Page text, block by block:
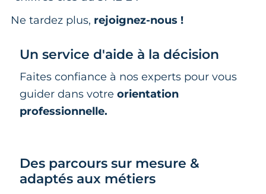
Ne tardez plus, rejoignez-nous !
Un service d'aide à la décision
Faites confiance à nos experts pour vous
guider dans votre orientation
professionnelle.
Des parcours sur mesure &
adaptés aux métiers